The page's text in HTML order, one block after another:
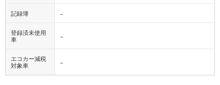
記録簿 −
登録済未使用
車
−
エコカー減税
対象車
−